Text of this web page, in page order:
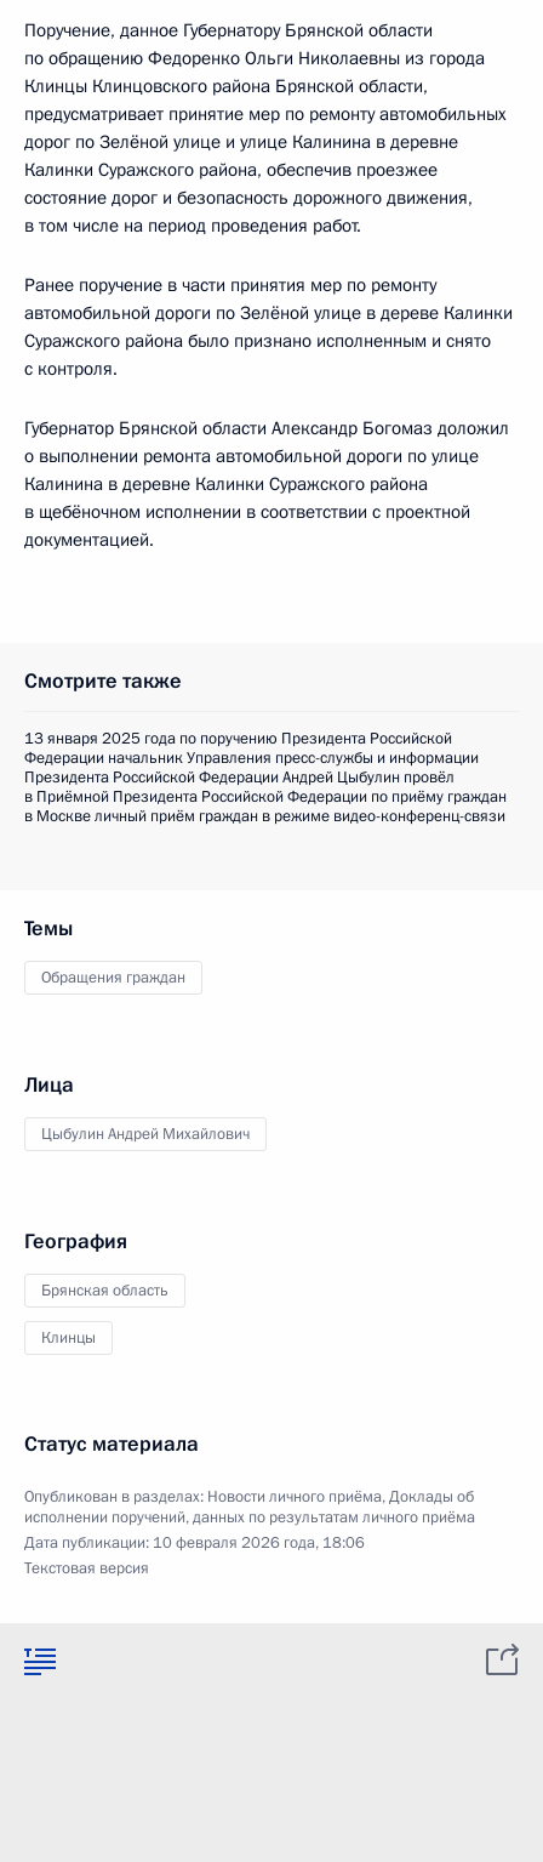
Поручение, данное Губернатору Брянской области
по обращению Федоренко Ольги Николаевны из города
Клинцы Клинцовского района Брянской области,
предусматривает принятие мер по ремонту автомобильных
дорог по Зелёной улице и улице Калинина в деревне
Калинки Суражского района, обеспечив проезжее
состояние дорог и безопасность дорожного движения,
в том числе на период проведения работ.
Ранее поручение в части принятия мер по ремонту
автомобильной дороги по Зелёной улице в дереве Калинки
Суражского района было признано исполненным и снято
с контроля.
Губернатор Брянской области Александр Богомаз доложил
о выполнении ремонта автомобильной дороги по улице
Калинина в деревне Калинки Суражского района
в щебёночном исполнении в соответствии с проектной
документацией.
Смотрите также
13 января 2025 года по поручению Президента Российской
Федерации начальник Управления пресс-службы и информации
Президента Российской Федерации Андрей Цыбулин провёл
в Приёмной Президента Российской Федерации по приёму граждан
в Москве личный приём граждан в режиме видео-конференц-связи
Темы
Обращения граждан
Лица
Цыбулин Андрей Михайлович
География
Брянская область
Клинцы
Статус материала
Опубликован в разделах: Новости личного приёма,Доклады об
исполнении поручений, данных по результатам личного приёма
Дата публикации: 10 февраля 2026 года, 18:06
Текстовая версия